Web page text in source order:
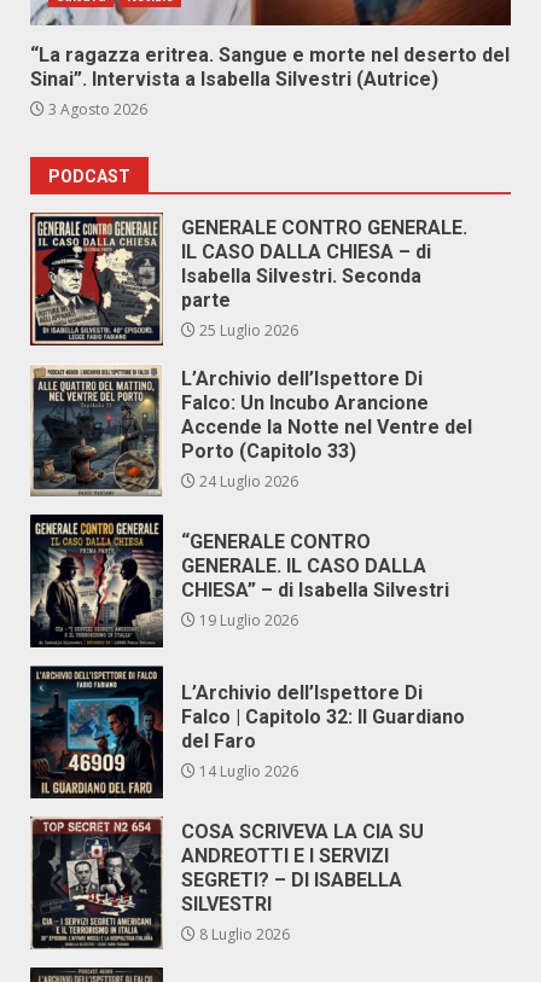
“La ragazza eritrea. Sangue e morte nel deserto del
Sinai”. Intervista a Isabella Silvestri (Autrice)
3 Agosto 2026
PODCAST
GENERALE CONTRO GENERALE.
IL CASO DALLA CHIESA – di
Isabella Silvestri. Seconda
parte
25 Luglio 2026
L’Archivio dell’Ispettore Di
Falco: Un Incubo Arancione
Accende la Notte nel Ventre del
Porto (Capitolo 33)
24 Luglio 2026
“GENERALE CONTRO
GENERALE. IL CASO DALLA
CHIESA” – di Isabella Silvestri
19 Luglio 2026
L’Archivio dell’Ispettore Di
Falco | Capitolo 32: Il Guardiano
del Faro
14 Luglio 2026
COSA SCRIVEVA LA CIA SU
ANDREOTTI E I SERVIZI
SEGRETI? – DI ISABELLA
SILVESTRI
8 Luglio 2026